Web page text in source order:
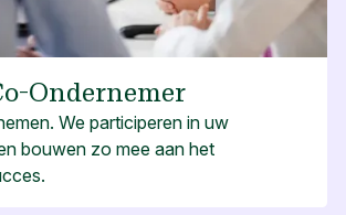
Ondernemer
We participeren in uw
bouwen zo mee aan het